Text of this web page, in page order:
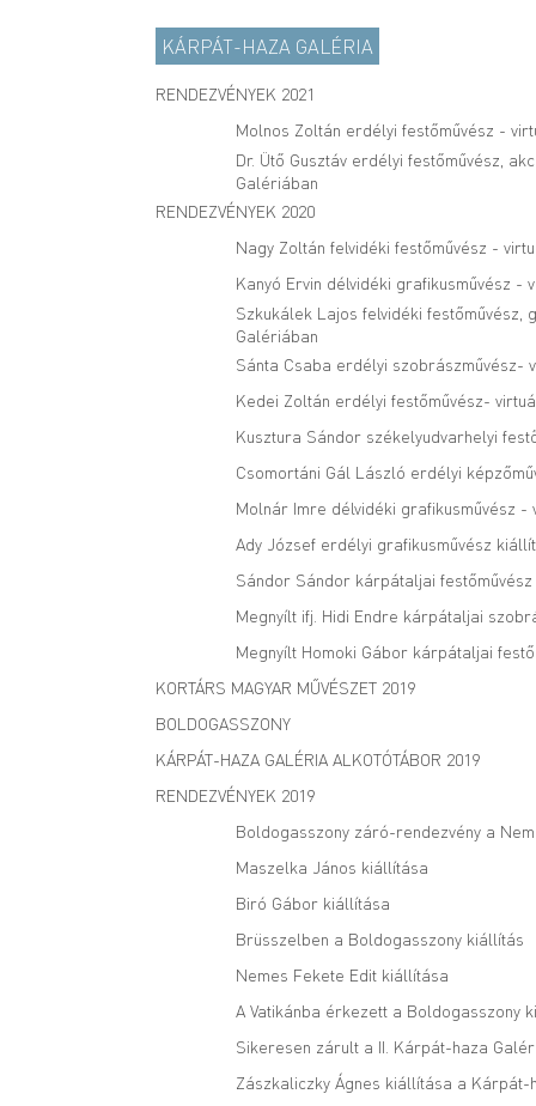
KÁRPÁT-HAZA GALÉRIA
RENDEZVÉNYEK 2021
Molnos Zoltán erdélyi festőművész -
Dr. Ütő Gusztáv erdélyi festőművész,
Galériában
RENDEZVÉNYEK 2020
Nagy Zoltán felvidéki festőművész -
Kanyó Ervin délvidéki grafikusművész
Szkukálek Lajos felvidéki
Galériában
Sánta Csaba erdélyi
Kedei Zoltán erdélyi festőművész-
Kusztura Sándor székelyudvarhelyi
Csomortáni Gál László erdélyi
Molnár Imre délvidéki grafikusművész
Ady József erdélyi grafikusművész
Sándor Sándor kárpátaljai
Megnyílt ifj. Hidi Endre kárpátaljai
Megnyílt Homoki Gábor kárpátaljai
KORTÁRS MAGYAR MŰVÉSZET 2019
BOLDOGASSZONY
KÁRPÁT-HAZA GALÉRIA ALKOTÓTÁBOR 2019
RENDEZVÉNYEK 2019
Boldogasszony záró-rendezvény a
Maszelka János kiállítása
Biró Gábor kiállítása
Brüsszelben a Boldogasszony kiállítás
Nemes Fekete Edit kiállítása
A Vatikánba érkezett a Boldogasszony
Sikeresen zárult a II. Kárpát-haza
Zászkaliczky Ágnes kiállítása a Kárpát-